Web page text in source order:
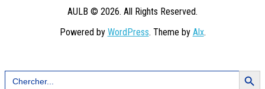
AULB © 2026. All Rights Reserved.
Powered by WordPress. Theme by Alx.
Search
for:
Search Button